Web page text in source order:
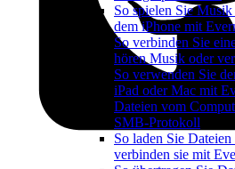
So spielen Sie
dem iPhone mit
So verbinden Sie
hören Musik oder
So verwenden Sie
iPad oder Mac mit
Dateien vom
SMB-Protokoll
So laden Sie
verbinden sie mit